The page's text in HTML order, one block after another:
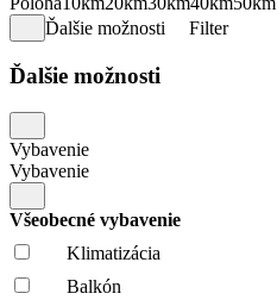
Ďalšie možnosti
Filter
Ďalšie možnosti
Vybavenie
Vybavenie
Všeobecné vybavenie
Klimatizácia
Balkón